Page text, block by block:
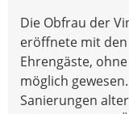
Die Obfrau der
eröffnete mit den
Ehrengäste,
möglich
Sanierungen